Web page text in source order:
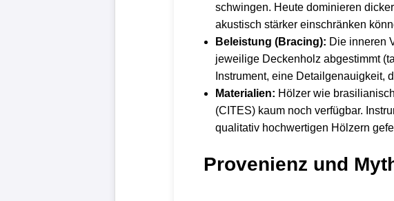
schwingen. Heute dominieren
akustisch stärker einschränken
Beleistung (Bracing): Die inneren
jeweilige Deckenholz abgestimmt
Instrument, eine Detailgenauigkeit,
Materialien: Hölzer wie
(CITES) kaum noch verfügbar.
qualitativ hochwertigen Hölzern
Provenienz und